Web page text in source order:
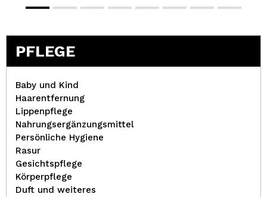
PFLEGE
Baby und Kind
Haarentfernung
Lippenpflege
Nahrungsergänzungsmittel
Persönliche Hygiene
Rasur
Gesichtspflege
Körperpflege
Duft und weiteres